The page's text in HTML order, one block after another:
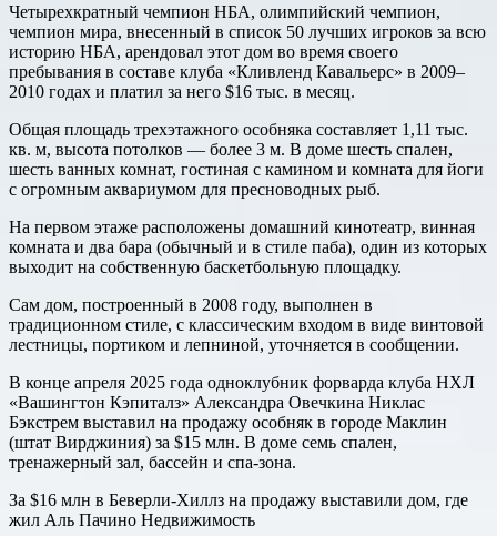
Четырехкратный чемпион НБА, олимпийский чемпион,
чемпион мира, внесенный в список 50 лучших игроков за всю
историю НБА, арендовал этот дом во время своего
пребывания в составе клуба «Кливленд Кавальерс» в 2009–
2010 годах и платил за него $16 тыс. в месяц.
Общая площадь трехэтажного особняка составляет 1,11 тыс.
кв. м, высота потолков — более 3 м. В доме шесть спален,
шесть ванных комнат, гостиная с камином и комната для йоги
с огромным аквариумом для пресноводных рыб.
На первом этаже расположены домашний кинотеатр, винная
комната и два бара (обычный и в стиле паба), один из которых
выходит на собственную баскетбольную площадку.
Сам дом, построенный в 2008 году, выполнен в
традиционном стиле, с классическим входом в виде винтовой
лестницы, портиком и лепниной, уточняется в сообщении.
В конце апреля 2025 года одноклубник форварда клуба НХЛ
«Вашингтон Кэпиталз» Александра Овечкина Никлас
Бэкстрем выставил на продажу особняк в городе Маклин
(штат Вирджиния) за $15 млн. В доме семь спален,
тренажерный зал, бассейн и спа-зона.
За $16 млн в Беверли-Хиллз на продажу выставили дом, где
жил Аль Пачино Недвижимость